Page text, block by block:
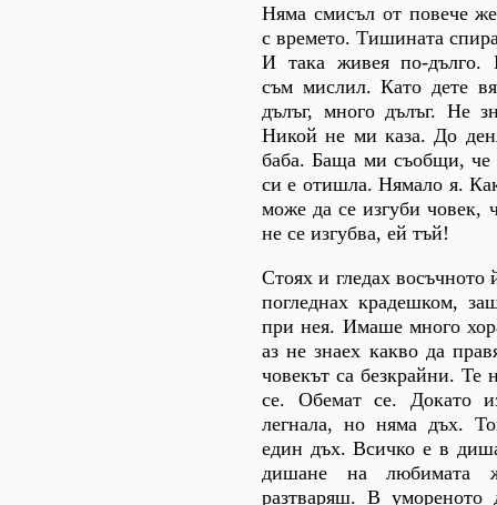
Няма смисъл от повече
с времето. Тишината
И така живея по-дълго.
съм мислил. Като дете
дълъг, много дълъг. Не
Никой не ми каза. До
баба. Баща ми съобщи, че
си е отишла. Нямало я.
може да се изгуби човек,
не се изгубва, ей тъй!
Стоях и гледах
погледнах крадешком,
при нея. Имаше много
аз не знаех какво да
човекът са безкрайни. Те
се. Обемат се. Докато
легнала, но няма дъх.
един дъх. Всичко е в
дишане на любимата
разтваряш. В